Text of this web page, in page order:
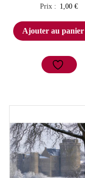
Prix : 1,00€
Ajouter au panier